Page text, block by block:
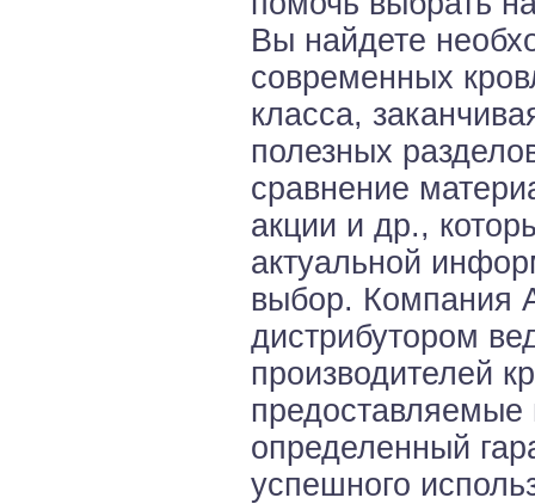
Вы найдете
современных
класса,
полезных
сравнение
акции и др.,
актуальной
выбор. Компания
дистрибутором
производителей
определенный
успешного